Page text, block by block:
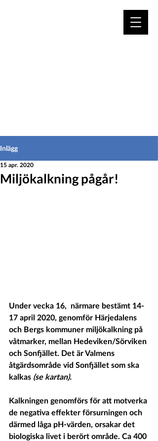
Inlägg
Miljökalkning pågår!
15 apr. 2020
Under vecka 16,  närmare bestämt 14-
17 april 2020, genomför Härjedalens
och Bergs kommuner miljökalkning på
våtmarker, mellan Hedeviken/Sörviken
och Sonfjället. Det är Valmens
åtgärdsområde vid Sonfjället som ska
kalkas (se kartan).
Kalkningen genomförs för att motverka
de negativa effekter försurningen och
därmed låga pH-värden, orsakar det
biologiska livet i berört område. Ca 400